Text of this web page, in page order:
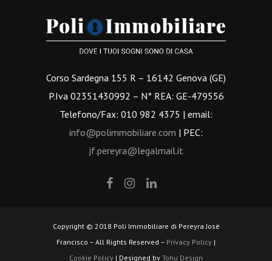
Corso Sardegna 155 R – 16142 Genova (GE)
P.Iva 02351430992 – N° REA: GE-479556
Telefono/Fax: 010 982 4375 | email:
info@polimmobiliare.com | PEC:
jf.pereyra@legalmail.it
Copyright © 2018 Poli Immobiliare di Pereyra Josè
Francisco – All Rights Reserved – Privacy Policy |
Cookie Policy | Designed by Tohu Design